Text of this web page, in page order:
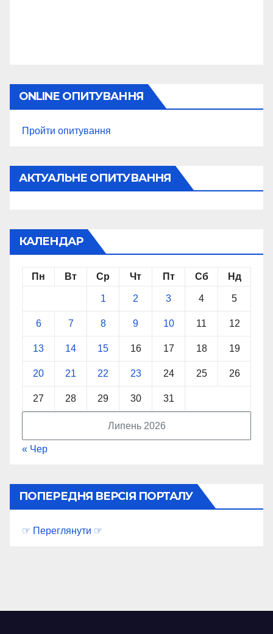
ONLINE ОПИТУВАННЯ
Пройти опитування
АКТУАЛЬНЕ ОПИТУВАННЯ
КАЛЕНДАР
Липень 2026
Пн Вт Ср Чт Пт Сб Нд
1 2 3 4 5
6 7 8 9 10 11 12
13 14 15 16 17 18 19
20 21 22 23 24 25 26
27 28 29 30 31
« Чер
ПОПЕРЕДНЯ ВЕРСІЯ ПОРТАЛУ
☞ Переглянути ☞